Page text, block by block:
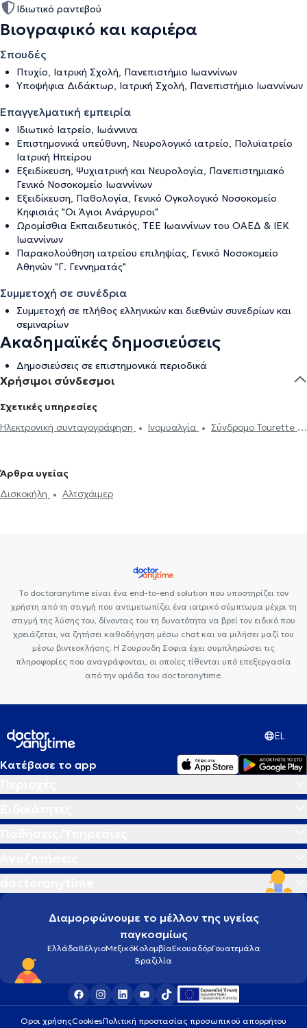
Ιδιωτικό ραντεβού
Βιογραφικό και καριέρα
Σπουδές
Πτυχίο, Ιατρική Σχολή, Πανεπιστήμιο Ιωαννίνων
Υποψήφια Διδάκτωρ, Ιατρική Σχολή, Πανεπιστήμιο Ιωαννίνων
Επαγγελματική εμπειρία
Ιδιωτικό Ιατρείο, Ιωάννινα
Επιστημονικά υπεύθυνη, Νευρολογικό ιατρείο, Πολυϊατρείο
Ιατρική Ηπείρου
Εξειδίκευση, Ψυχιατρική και Νευρολογία, Πανεπιστημιακό
Γενικό Νοσοκομείο Ιωαννίνων
Εξειδίκευση, Παθολογία, Γενικό Ογκολογικό Νοσοκομείο
Κηφισιάς "Οι Άγιοι Ανάργυροι"
Ωρομίσθια Εκπαιδευτικός, ΤΕΕ Ιωαννίνων του ΟΑΕΔ & ΙΕΚ
Ιωαννίνων
Παρακολούθηση ιατρείου επιληψίας, Γενικό Νοσοκομείο
Αθηνών "Γ. Γεννηματάς"
Συμμετοχή σε συνέδρια
Συμμετοχή σε πλήθος ελληνικών και διεθνών συνεδρίων και
σεμιναρίων
Ακαδημαϊκές δημοσιεύσεις
Δημοσιεύσεις σε επιστημονικά περιοδικά
Χρήσιμοι σύνδεσμοι
Σχετικές υπηρεσίες
Ηλεκτρονική συνταγογράφηση
Ινομυαλγία
Σύνδρομο Tourette
Μελέτη Ύπνου
Botox για νευρολογικές παθήσεις
Άρθρα υγείας
Δισκοκήλη
Αλτσχάιμερ
Το doctoranytime είναι ένα end-to-end solution που υποστηρίζει τον
χρήστη από τη στιγμή που αντιμετωπίζει ένα ιατρικό σύμπτωμα μέχρι τη
στιγμή της λύσης του, δίνοντας του τη δυνατότητα να βρεί τον ειδικό που
χρειάζεται, να ζητήσει καθοδήγηση μέσω chat και να μιλήσει μαζί του
μέσω βιντεοκλήσης. Η Ζουρουδη Σοφια έχει συμπληρώσει τις
πληροφορίες που αναγράφονται, οι οποίες τίθενται υπό επεξεργασία
από την ομάδα του doctoranytime.
EL
Κατέβασε το app
Διαμορφώνουμε το μέλλον της υγείας
παγκοσμίως
ΕλλάδαΒέλγιοΜεξικόΚολομβίαΕκουαδόρΓουατεμάλα
Βραζιλία
Οροι χρήσηςCookiesΠολιτική προστασίας προσωπικού απορρήτου